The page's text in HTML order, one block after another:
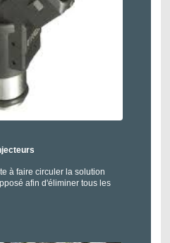
à faire circuler la solution
afin d'éliminer tous les